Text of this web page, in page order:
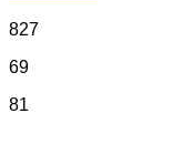
827
69
81